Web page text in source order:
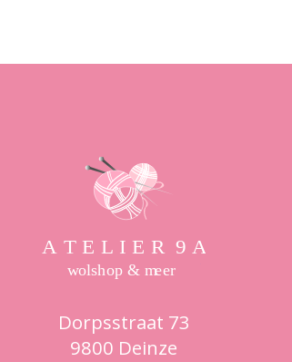
Dorpsstraat 73
9800 Deinze